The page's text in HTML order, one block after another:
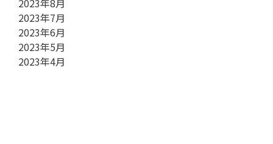
2023年7月
2023年6月
2023年5月
2023年4月